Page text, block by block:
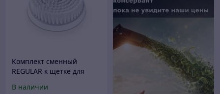
Комплект сменный
REGULAR к щетке для
В наличии